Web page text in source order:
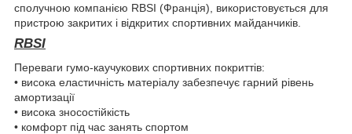
сполучною компанією RBSI (Франція), використовується для
пристрою закритих і відкритих спортивних майданчиків.
RBSI
Переваги гумо-каучукових спортивних покриттів:
• висока еластичність матеріалу забезпечує гарний рівень
амортизації
• висока зносостійкість
• комфорт під час занять спортом